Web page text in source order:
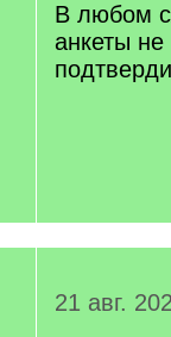
В любом
анкеты
21 авг.